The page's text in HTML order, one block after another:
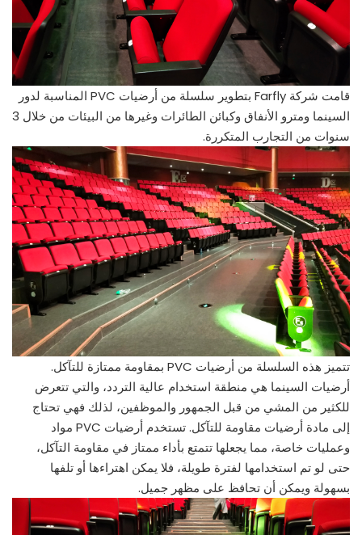
قامت شركة Farfly بتطوير سلسلة من أرضيات PVC المناسبة لدور
السينما ومترو الأنفاق وكبائن الطائرات وغيرها من البيئات من خلال 3
سنوات من التجارب المتكررة.
تتميز هذه السلسلة من أرضيات PVC بمقاومة ممتازة للتآكل.
أرضيات السينما هي منطقة استخدام عالية التردد، والتي تتعرض
للكثير من المشي من قبل الجمهور والموظفين، لذلك فهي تحتاج
إلى مادة أرضيات مقاومة للتآكل. تستخدم أرضيات PVC مواد
وعمليات خاصة، مما يجعلها تتمتع بأداء ممتاز في مقاومة التآكل،
حتى لو تم استخدامها لفترة طويلة، فلا يمكن اهتراءها أو تلفها
بسهولة ويمكن أن تحافظ على مظهر جميل.